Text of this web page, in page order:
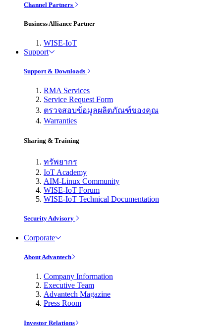
Channel Partners
Business Alliance Partner
WISE-IoT
Support
Support & Downloads
RMA Services
Service Request Form
ตรวจสอบข้อมูลผลิตภัณฑ์ของคุณ
Warranties
Sharing & Training
ทรัพยากร
IoT Academy
AIM-Linux Community
WISE-IoT Forum
WISE-IoT Technical Documentation
Security Advisory
Corporate
About Advantech
Company Information
Executive Team
Advantech Magazine
Press Room
Investor Relations